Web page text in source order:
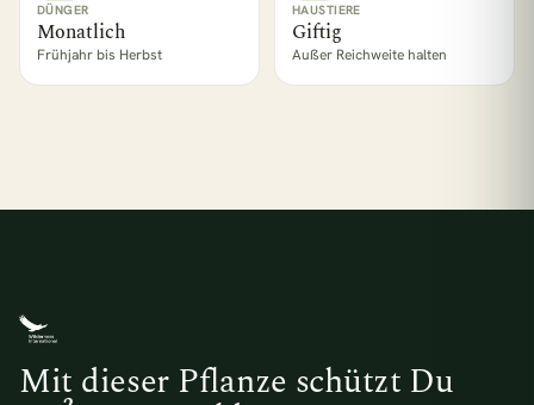
DÜNGER
Monatlich
Frühjahr bis Herbst
HAUSTIERE
Giftig
Außer Reichweite halten
Mit dieser Pflanze schützt Du